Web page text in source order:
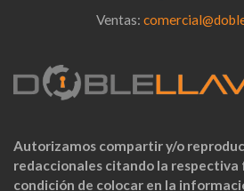
Ventas:
Autorizamos compartir y/o
redaccionales citando la respectiva
condición de colocar en la